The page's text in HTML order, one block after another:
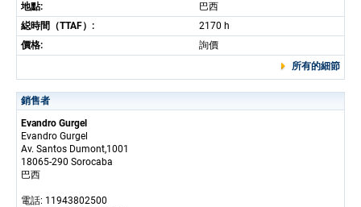
地點:
巴西
縂時間（TTAF）:
2170 h
價格:
詢價
所有的細節
銷售者
Evandro Gurgel
Evandro Gurgel
Av. Santos Dumont,1001
18065-290 Sorocaba
巴西
電話: 11943802500